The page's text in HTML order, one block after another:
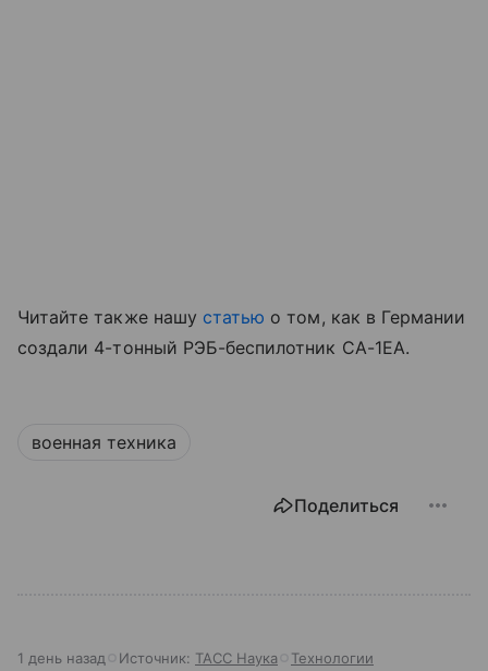
Читайте также нашу статью о том, как в Германии
создали 4-тонный РЭБ-беспилотник CA-1EA.
военная техника
Поделиться
1 день назад Источник: ТАСС Наука Технологии